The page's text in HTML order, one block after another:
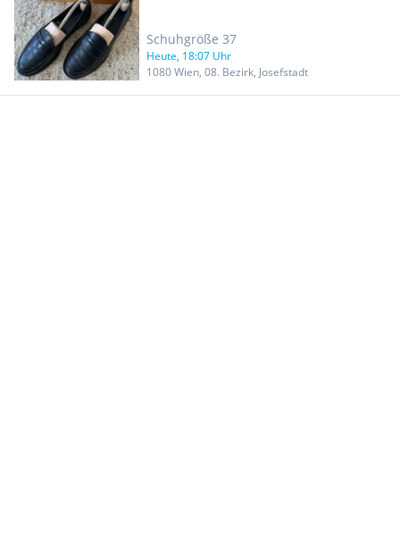
Schuhgröße 37
Heute, 18:07 Uhr
1080 Wien, 08. Bezirk, Josefstadt